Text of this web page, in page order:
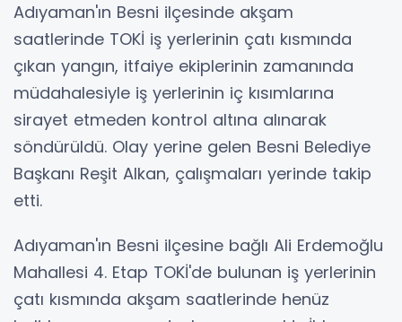
Adıyaman'ın Besni ilçesinde akşam
saatlerinde TOKİ iş yerlerinin çatı kısmında
çıkan yangın, itfaiye ekiplerinin zamanında
müdahalesiyle iş yerlerinin iç kısımlarına
sirayet etmeden kontrol altına alınarak
söndürüldü. Olay yerine gelen Besni Belediye
Başkanı Reşit Alkan, çalışmaları yerinde takip
etti.
Adıyaman'ın Besni ilçesine bağlı Ali Erdemoğlu
Mahallesi 4. Etap TOKİ'de bulunan iş yerlerinin
çatı kısmında akşam saatlerinde henüz